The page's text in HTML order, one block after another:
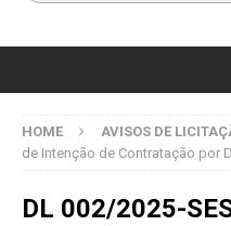
HOME AVISOS DE
de Intenção de Contratação por
DL 002/2025-